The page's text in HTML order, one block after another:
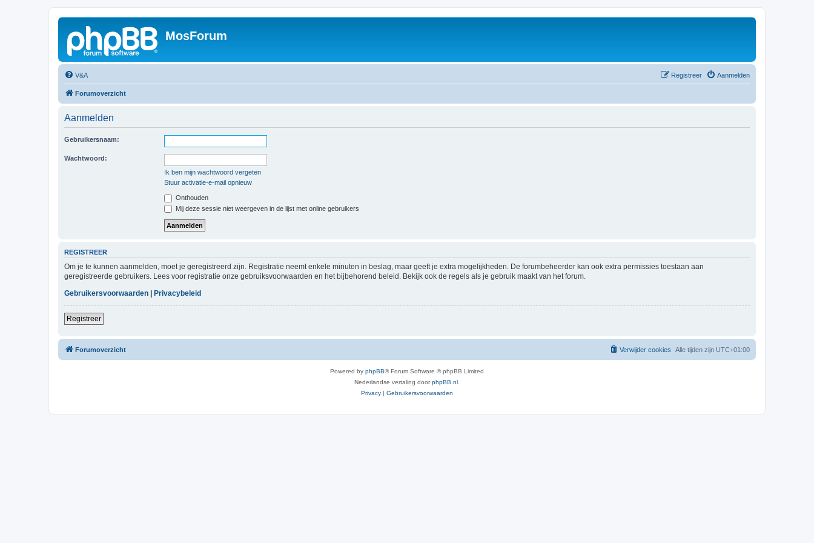
MosForum
V&A Aanmelden
Registreer
Forumoverzicht
Aanmelden
Gebruikersnaam:
Wachtwoord:
Ik ben mijn wachtwoord vergeten
Stuur activatie-e-mail opnieuw
Onthouden
Mij deze sessie niet weergeven in de lijst met online gebruikers
REGISTREER
Om je te kunnen aanmelden, moet je geregistreerd zijn. Registratie neemt enkele minuten in beslag, maar geeft je extra mogelijkheden. De forumbeheerder kan ook extra permissies toestaan aan
geregistreerde gebruikers. Lees voor registratie onze gebruiksvoorwaarden en het bijbehorend beleid. Bekijk ook de regels als je gebruik maakt van het forum.
Gebruikersvoorwaarden | Privacybeleid
Registreer
Forumoverzicht Alle tijden zijn UTC+01:00
Verwijder cookies
Powered by phpBB® Forum Software © phpBB Limited
Nederlandse vertaling doorphpBB.nl
Privacy | Gebruikersvoorwaarden